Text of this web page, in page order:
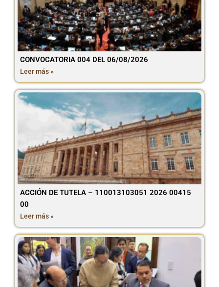
CONVOCATORIA 004 DEL 06/08/2026
Leer más »
ACCIÓN DE TUTELA – 110013103051 2026 00415
00
Leer más »